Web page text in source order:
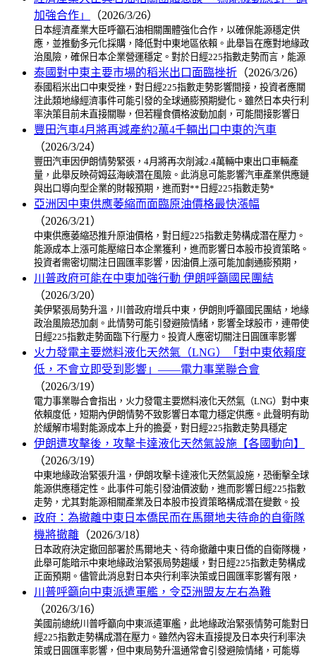
加強合作」
（2026/3/26）
日本經濟產業大臣呼籲石油相關團體強化合作，以確保能源穩定供
應，並推動多元化採購，降低對中東地區依賴。此舉旨在應對地緣政
治風險，確保日本企業營運穩定。對於日經225指數走勢而言，能源
泰國對中東主要市場的稻米出口面臨挫折 （2026/3/26）
泰國稻米出口中東受挫，對日經225指數走勢影響間接，投資者應關
注此類地緣經濟事件可能引發的全球通膨預期變化。雖然日本央行利
率決策目前未直接關聯，但若糧食價格波動加劇，可能間接影響日
豐田汽車4月將再減產約2萬4千輛出口中東的汽車
（2026/3/24）
豐田汽車因伊朗情勢緊張，4月將再次削減2.4萬輛中東出口車輛產
量，此舉反映荷姆茲海峽潛在風險。此消息可能影響汽車產業供應鏈
與出口導向型企業的財報預期，進而對**日經225指數走勢*
亞洲因中東供應萎縮而面臨原油價格最快漲幅
（2026/3/21）
中東供應萎縮恐推升原油價格，對日經225指數走勢構成潛在壓力。
能源成本上漲可能壓縮日本企業獲利，進而影響日本股市投資策略。
投資者需密切關注日圓匯率影響，因油價上漲可能加劇通膨預期，
川普政府可能在中東加強行動 伊朗呼籲國民團結
（2026/3/20）
美伊緊張局勢升溫，川普政府增兵中東，伊朗則呼籲國民團結，地緣
政治風險恐加劇。此情勢可能引發避險情緒，影響全球股市，連帶使
日經225指數走勢面臨下行壓力。投資人應密切關注日圓匯率影響
火力發電主要燃料液化天然氣（LNG）「對中東依賴度
低，不會立即受到影響」——電力事業聯合會
（2026/3/19）
電力事業聯合會指出，火力發電主要燃料液化天然氣（LNG）對中東
依賴度低，短期內伊朗情勢不致影響日本電力穩定供應。此聲明有助
於緩解市場對能源成本上升的擔憂，對日經225指數走勢具穩定
伊朗遭攻擊後，攻擊卡達液化天然氣設施【各國動向】
（2026/3/19）
中東地緣政治緊張升溫，伊朗攻擊卡達液化天然氣設施，恐衝擊全球
能源供應穩定性。此事件可能引發油價波動，進而影響日經225指數
走勢，尤其對能源相關產業及日本股市投資策略構成潛在變數。投
政府：為撤離中東日本僑民而在馬爾地夫待命的自衛隊
機將撤離 （2026/3/18）
日本政府決定撤回部署於馬爾地夫、待命撤離中東日僑的自衛隊機，
此舉可能暗示中東地緣政治緊張局勢趨緩，對日經225指數走勢構成
正面預期。儘管此消息對日本央行利率決策或日圓匯率影響有限，
川普呼籲向中東派遣軍艦，令亞洲盟友左右為難
（2026/3/16）
美國前總統川普呼籲向中東派遣軍艦，此地緣政治緊張情勢可能對日
經225指數走勢構成潛在壓力。雖然內容未直接提及日本央行利率決
策或日圓匯率影響，但中東局勢升溫通常會引發避險情緒，可能導